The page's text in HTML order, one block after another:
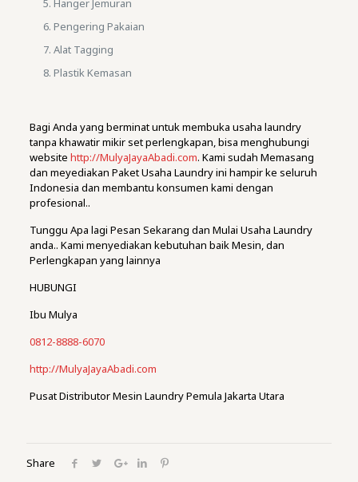
Hanger Jemuran
Pengering Pakaian
Alat Tagging
Plastik Kemasan
Bagi Anda yang berminat untuk membuka usaha laundry
tanpa khawatir mikir set perlengkapan, bisa menghubungi
website http://MulyaJayaAbadi.com. Kami sudah Memasang
dan meyediakan Paket Usaha Laundry ini hampir ke seluruh
Indonesia dan membantu konsumen kami dengan
profesional..
Tunggu Apa lagi Pesan Sekarang dan Mulai Usaha Laundry
anda.. Kami menyediakan kebutuhan baik Mesin, dan
Perlengkapan yang lainnya
HUBUNGI
Ibu Mulya
0812-8888-6070
http://MulyaJayaAbadi.com
Pusat Distributor Mesin Laundry Pemula Jakarta Utara
Share